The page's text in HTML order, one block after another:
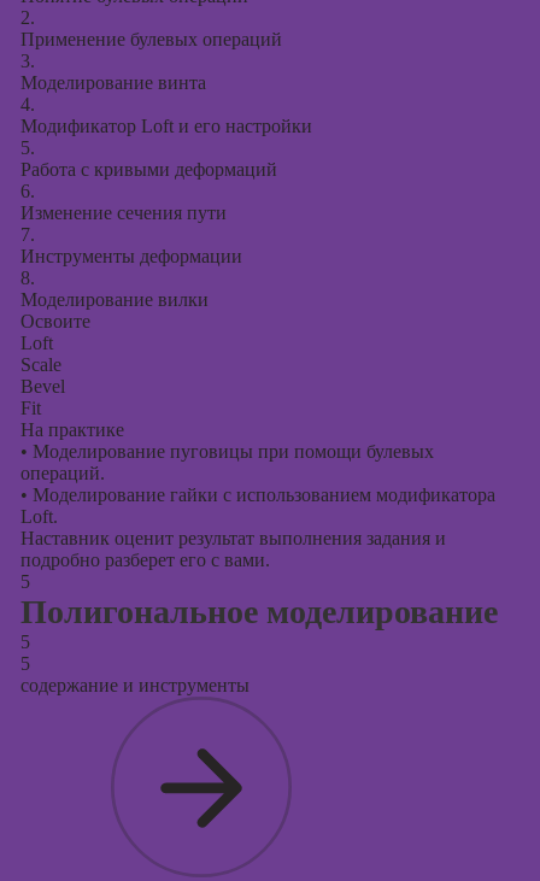
2.
Применение булевых операций
3.
Моделирование винта
4.
Модификатор Loft и его настройки
5.
Работа с кривыми деформаций
6.
Изменение сечения пути
7.
Инструменты деформации
8.
Моделирование вилки
Освоите
Loft
Scale
Bevel
Fit
На практике
• Моделирование пуговицы при помощи булевых
операций.
• Моделирование гайки с использованием модификатора
Loft.
Наставник оценит результат выполнения задания и
подробно разберет его с вами.
5
Полигональное моделирование
5
5
содержание и инструменты